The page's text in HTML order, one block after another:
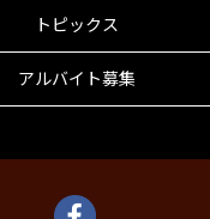
トピックス
アルバイト募集